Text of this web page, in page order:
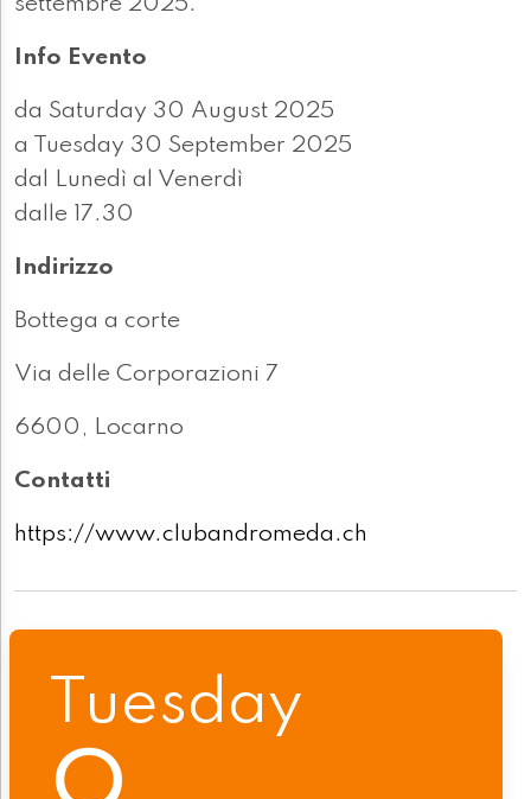
settembre 2025.
Info Evento
da Saturday 30 August 2025
a Tuesday 30 September 2025
dal Lunedì al Venerdì
dalle 17.30
Indirizzo
Bottega a corte
Via delle Corporazioni 7
6600, Locarno
Contatti
https://www.clubandromeda.ch
Tuesday